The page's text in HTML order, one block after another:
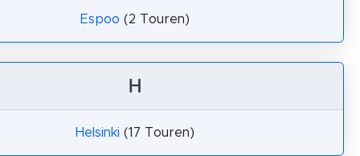
Espoo (2 Touren)
H
Helsinki (17 Touren)